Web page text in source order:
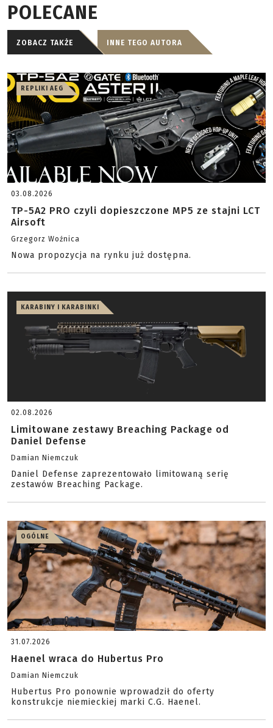
POLECANE
ZOBACZ TAKŻE INNE TEGO AUTORA
REPLIKI AEG
03.08.2026
TP-5A2 PRO czyli dopieszczone MP5 ze stajni LCT
Airsoft
Grzegorz Woźnica
Nowa propozycja na rynku już dostępna.
KARABINY I KARABINKI
02.08.2026
Limitowane zestawy Breaching Package od
Daniel Defense
Damian Niemczuk
Daniel Defense zaprezentowało limitowaną serię
zestawów Breaching Package.
OGÓLNE
31.07.2026
Haenel wraca do Hubertus Pro
Damian Niemczuk
Hubertus Pro ponownie wprowadził do oferty
konstrukcje niemieckiej marki C.G. Haenel.